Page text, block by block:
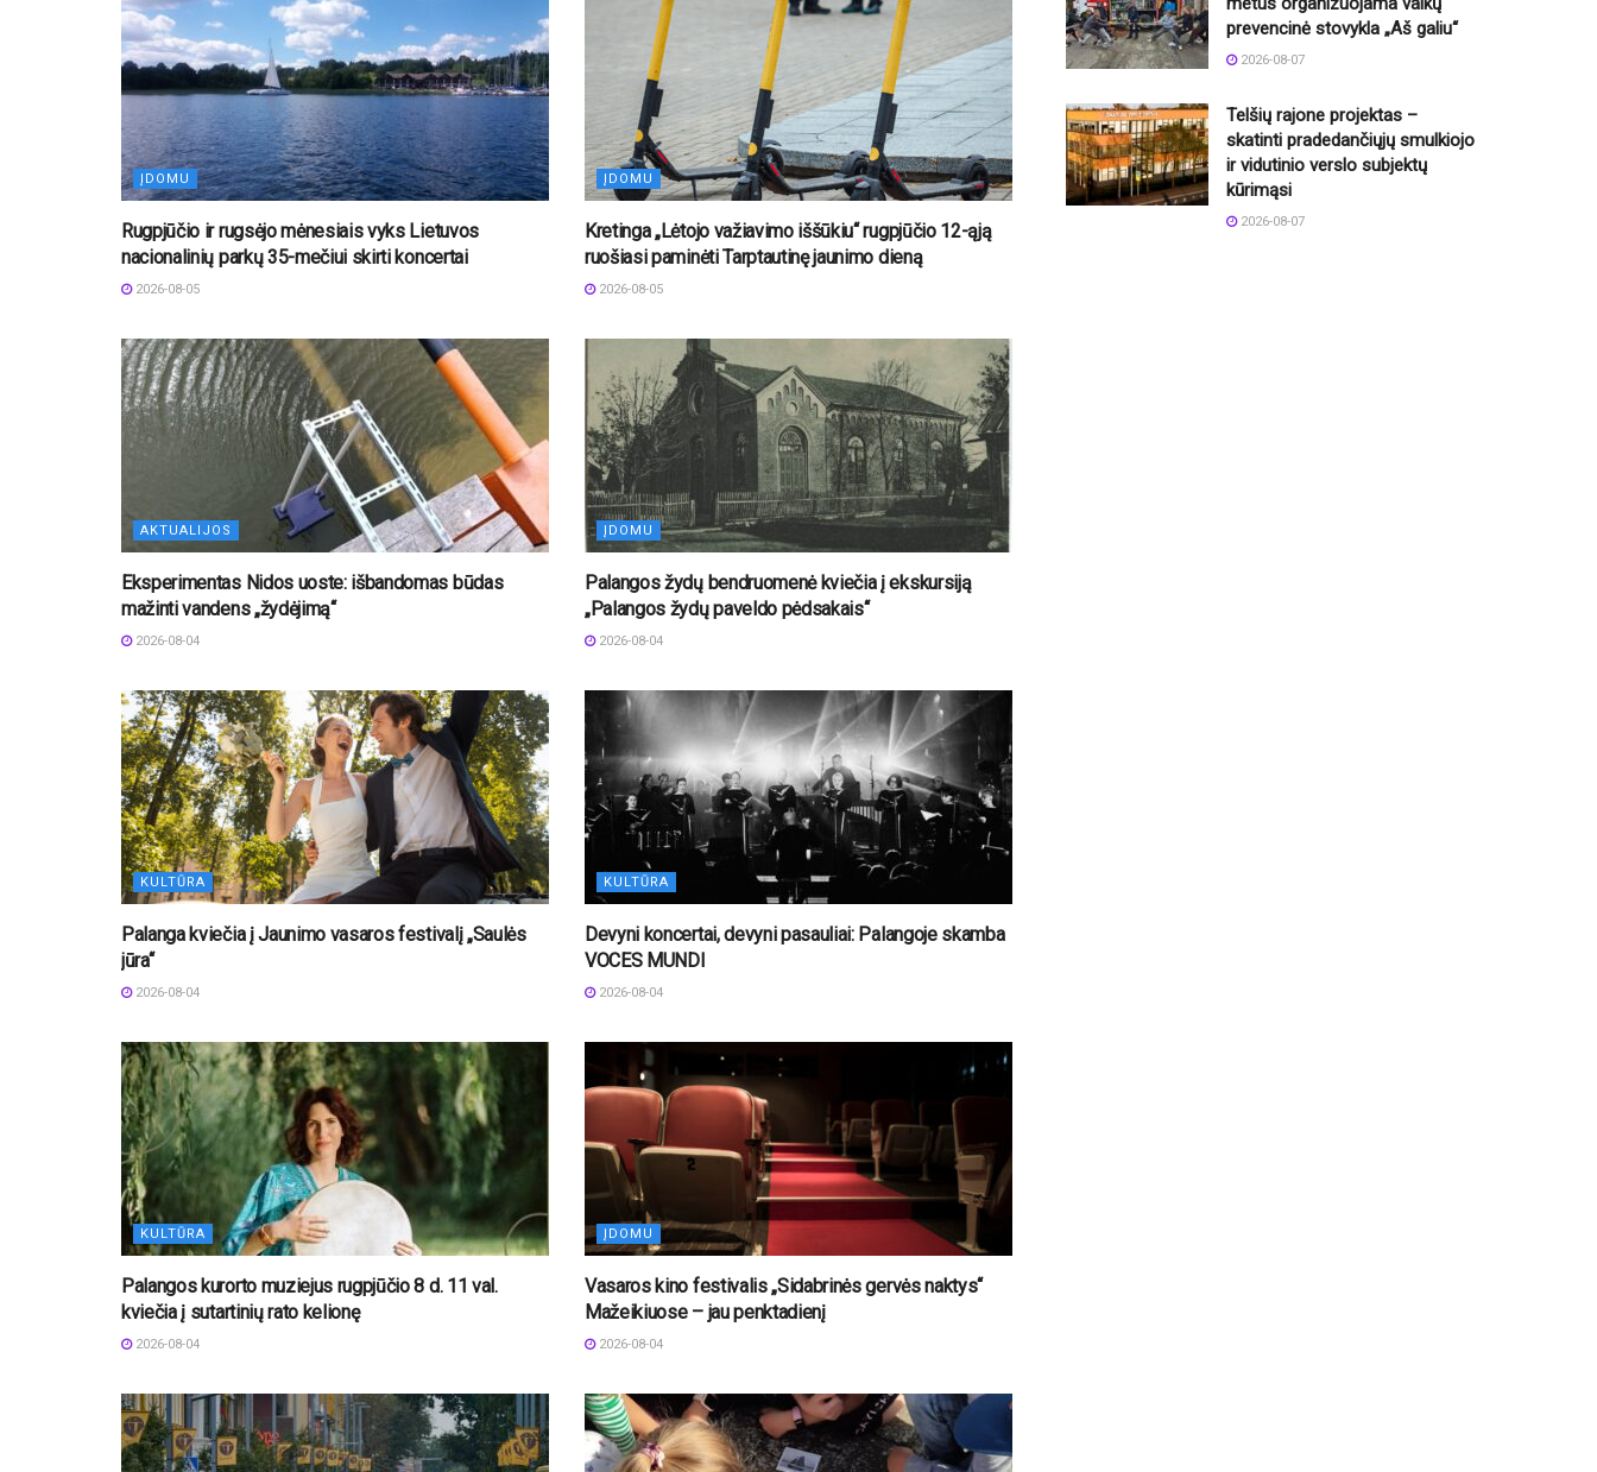
ĮDOMU
Rugpjūčio ir rugsėjo mėnesiais vyks Lietuvos
nacionalinių parkų 35-mečiui skirti koncertai
2026-08-05
ĮDOMU
Kretinga „Lėtojo važiavimo iššūkiu“ rugpjūčio 12-ąją
ruošiasi paminėti Tarptautinę jaunimo dieną
2026-08-05
AKTUALIJOS
Eksperimentas Nidos uoste: išbandomas būdas
mažinti vandens „žydėjimą“
2026-08-04
ĮDOMU
Palangos žydų bendruomenė kviečia į ekskursiją
„Palangos žydų paveldo pėdsakais“
2026-08-04
KULTŪRA
Palanga kviečia į Jaunimo vasaros festivalį „Saulės
jūra“
2026-08-04
KULTŪRA
Devyni koncertai, devyni pasauliai: Palangoje skamba
VOCES MUNDI
2026-08-04
KULTŪRA
Palangos kurorto muziejus rugpjūčio 8 d. 11 val.
kviečia į sutartinių rato kelionę
2026-08-04
ĮDOMU
Vasaros kino festivalis „Sidabrinės gervės naktys“
Mažeikiuose – jau penktadienį
2026-08-04
prevencinė stovykla „Aš galiu“
2026-08-07
Telšių rajone projektas –
skatinti pradedančiųjų smulkiojo
ir vidutinio verslo subjektų
kūrimąsi
2026-08-07